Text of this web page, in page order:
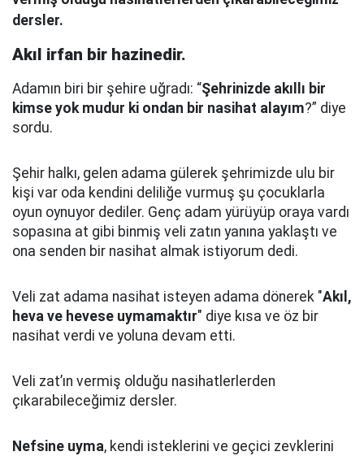
dersler.
Akıl irfan bir hazinedir.
Adamın biri bir şehire uğradı: “Şehrinizde akıllı bir
kimse yok mudur ki ondan bir nasihat alayım?” diye
sordu.
Şehir halkı, gelen adama gülerek şehrimizde ulu bir
kişi var oda kendini deliliğe vurmuş şu çocuklarla
oyun oynuyor dediler. Genç adam yürüyüp oraya vardı
sopasına at gibi binmiş veli zatın yanına yaklaştı ve
ona senden bir nasihat almak istiyorum dedi.
Veli zat adama nasihat isteyen adama dönerek "Akıl,
heva ve hevese uymamaktır" diye kısa ve öz bir
nasihat verdi ve yoluna devam etti.
Veli zat’ın vermiş olduğu nasihatlerlerden
çıkarabileceğimiz dersler.
Nefsine uyma, kendi isteklerini ve geçici zevklerini